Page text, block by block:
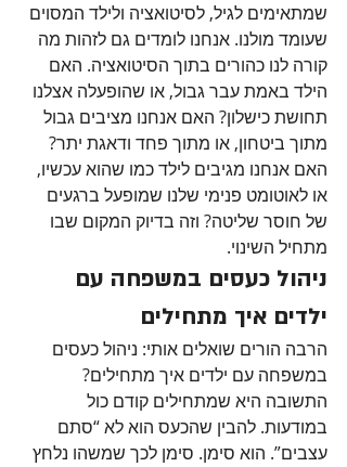
שמתאימים לגיל, לסיטואציה ולילד המסוים
שעומד מולנו. אנחנו לומדים גם לזהות מה
קורה לנו כהורים בתוך הסיטואציה. האם
הילד באמת עבר גבול, או שהופעלה אצלנו
תחושת כישלון? האם אנחנו מציבים גבול
מתוך ביטחון, או מתוך פחד ודאגת יתר?
האם אנחנו מגיבים לילד כמו שהוא עכשיו,
או לאוטומט פנימי שלנו שמופעל ברגעים
של חוסר שליטה? וזה בדיוק המקום שבו
מתחיל השינוי.
ניהול כעסים במשפחה עם
ילדים איך מתחילים
הרבה הורים שואלים אותי: ניהול כעסים
במשפחה עם ילדים איך מתחילים?
התשובה היא שמתחילים קודם כול
במודעות. להבין שהכעס הוא לא “סתם
עצבים”. הוא סימן. סימן לכך שמשהו נלחץ